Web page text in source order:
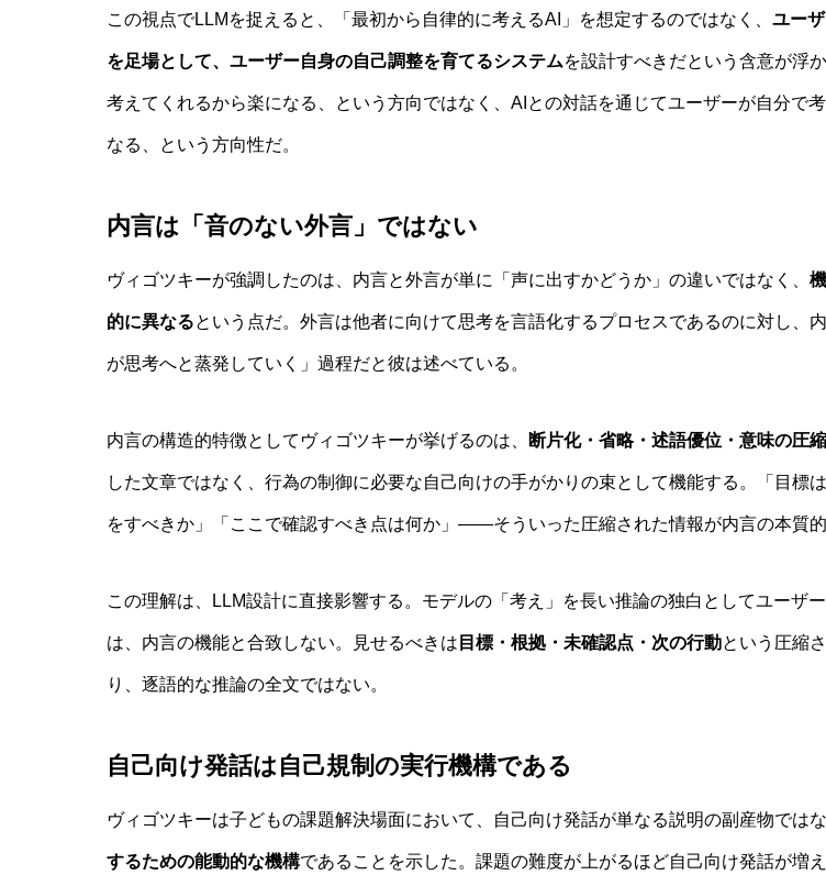
この視点でLLMを捉えると、「最初から自律的に考えるAI」を想定するのではなく、 ユー
を足場として、ユーザー自身の自己調整を育てるシステムを設計すべきだという含意が浮
考えてくれるから楽になる、という方向ではなく、AIとの対話を通じてユーザーが自分で
なる、という方向性だ。
内言は「音のない外言」ではない
ヴィゴツキーが強調したのは、内言と外言が単に「声に出すかどうか」の違いではなく、
的に異なるという点だ。外言は他者に向けて思考を言語化するプロセスであるのに対し、
が思考へと蒸発していく」過程だと彼は述べている。
内言の構造的特徴としてヴィゴツキーが挙げるのは、 断片化・省略・述語優位・意味の圧縮
した文章ではなく、行為の制御に必要な自己向けの手がかりの束として機能する。「目標
をすべきか」「ここで確認すべき点は何か」——そういった圧縮された情報が内言の本質的
この理解は、LLM設計に直接影響する。モデルの「考え」を長い推論の独白としてユーザ
は、内言の機能と合致しない。見せるべきは 目標・根拠・未確認点・次の行動という圧縮
り、逐語的な推論の全文ではない。
自己向け発話は自己規制の実行機構である
ヴィゴツキーは子どもの課題解決場面において、自己向け発話が単なる説明の副産物ではな
するための能動的な機構であることを示した。課題の難度が上がるほど自己向け発話が増